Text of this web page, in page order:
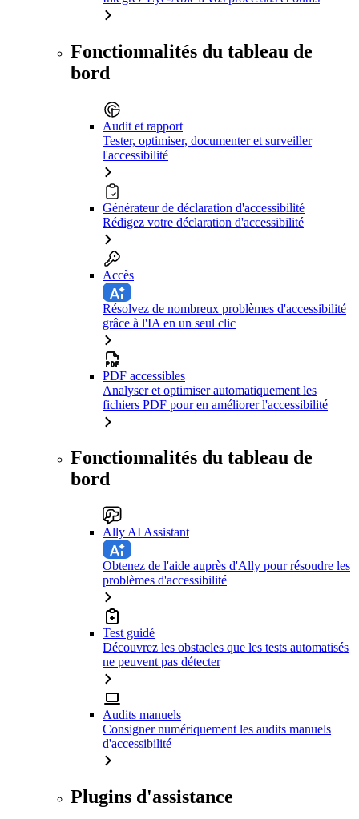
Fonctionnalités du tableau de
bord
Audit et rapport
Tester, optimiser, documenter et surveiller
l'accessibilité
Générateur de déclaration d'accessibilité
Rédigez votre déclaration d'accessibilité
Accès
Résolvez de nombreux problèmes d'accessibilité
grâce à l'IA en un seul clic
PDF accessibles
Analyser et optimiser automatiquement les
fichiers PDF pour en améliorer l'accessibilité
Fonctionnalités du tableau de
bord
Ally AI Assistant
Obtenez de l'aide auprès d'Ally pour résoudre les
problèmes d'accessibilité
Test guidé
Découvrez les obstacles que les tests automatisés
ne peuvent pas détecter
Audits manuels
Consigner numériquement les audits manuels
d'accessibilité
Plugins d'assistance